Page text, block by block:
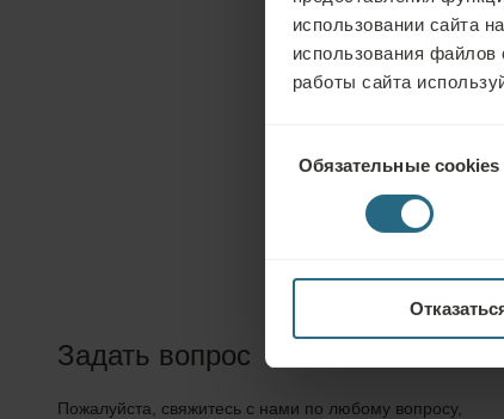
использовании сайта
использования
работы сайта
согласия
Обязательные cookies
Задать вопрос
Пожалуйста, свяжитесь с нами по любому вопросу,